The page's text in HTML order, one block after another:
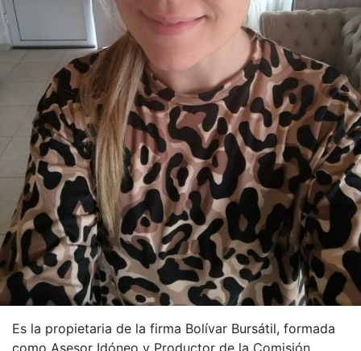
Es la propietaria de la firma Bolívar Bursátil, formada